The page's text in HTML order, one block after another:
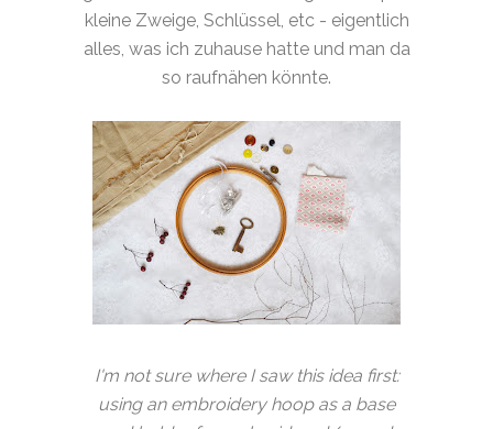
kleine Zweige, Schlüssel, etc - eigentlich
alles, was ich zuhause hatte und man da
so raufnähen könnte.
I'm not sure where I saw this idea first:
using an embroidery hoop as a base